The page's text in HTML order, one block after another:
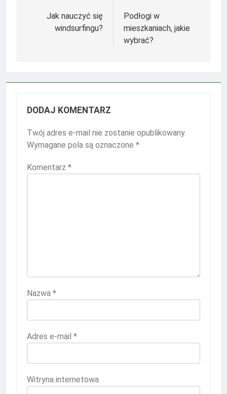
wpisuJak nauczyć się
windsurfingu?
Podłogi w
mieszkaniach, jakie
wybrać?
DODAJ KOMENTARZ
Twój adres e-mail nie zostanie opublikowany.
Wymagane pola są oznaczone *
Komentarz *
Nazwa *
Adres e-mail *
Witryna internetowa